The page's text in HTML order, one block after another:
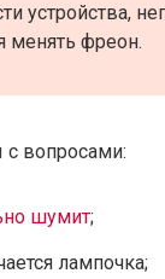
устройства,
менять фреон.
с вопросами:
шумит;
лампочка;